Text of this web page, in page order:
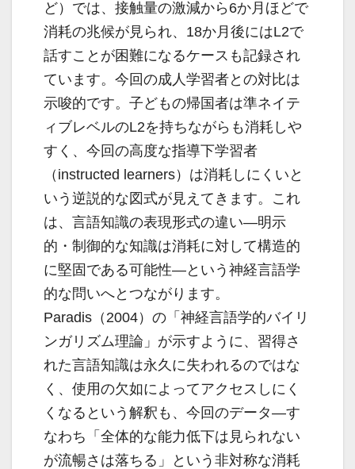
ど）では、接触量の激減から6か月ほどで
消耗の兆候が見られ、18か月後にはL2で
話すことが困難になるケースも記録され
ています。今回の成人学習者との対比は
示唆的です。子どもの帰国者は準ネイテ
ィブレベルのL2を持ちながらも消耗しや
すく、今回の高度な指導下学習者
（instructed learners）は消耗しにくいと
いう逆説的な図式が見えてきます。これ
は、言語知識の表現形式の違い―明示
的・制御的な知識は消耗に対して構造的
に堅固である可能性―という神経言語学
的な問いへとつながります。
Paradis（2004）の「神経言語学的バイリ
ンガリズム理論」が示すように、習得さ
れた言語知識は永久に失われるのではな
く、使用の欠如によってアクセスしにく
くなるという解釈も、今回のデータ―す
なわち「全体的な能力低下は見られない
が流暢さは落ちる」という非対称な消耗